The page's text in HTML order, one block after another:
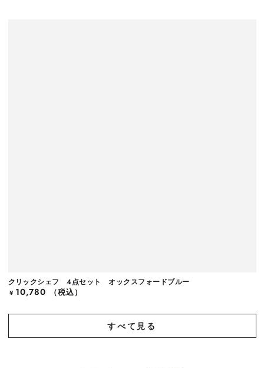
クリックシェフ 4点セット オックスフォードブルー
定
¥ 10,780 （税込）
すべて見る